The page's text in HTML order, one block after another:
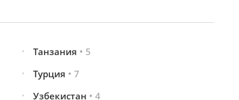
Танзания • 5
Турция • 7
Узбекистан • 4